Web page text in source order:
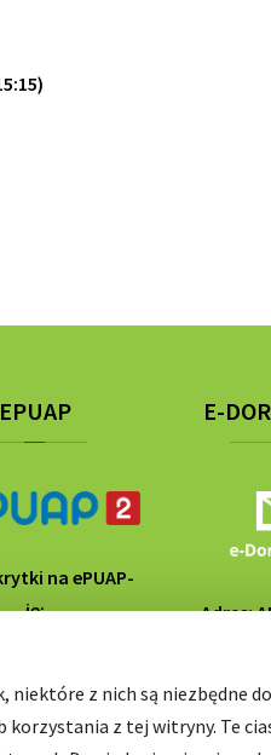
EPUAP
na ePUAP-
ie:
SkrytkaESP
E-
Adres:
z nich są niezbędne
z tej witryny. Te